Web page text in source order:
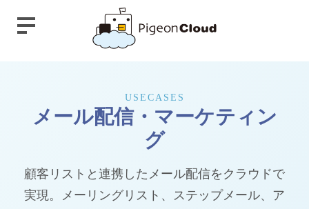
USECASES
メール配信・マーケティン
グ
顧客リストと連携したメール配信をクラウドで
実現。 メーリングリスト、ステップメール、ア